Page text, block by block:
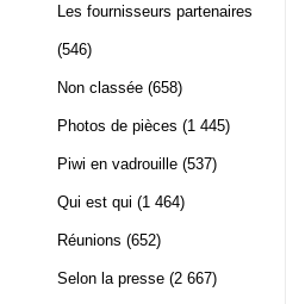
Les fournisseurs partenaires
(546)
Non classée (658)
Photos de pièces (1 445)
Piwi en vadrouille (537)
Qui est qui (1 464)
Réunions (652)
Selon la presse (2 667)